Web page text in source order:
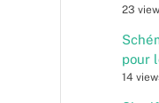
23
pour
14